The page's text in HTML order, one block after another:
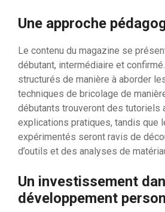
Une approche
Le contenu du magazine se
débutant, intermédiaire et
structurés de manière à aborder
techniques de bricolage de
débutants trouveront des tutoriels
explications pratiques, tandis que
expérimentés seront ravis de
d’outils et des analyses de
Un investissement
développement